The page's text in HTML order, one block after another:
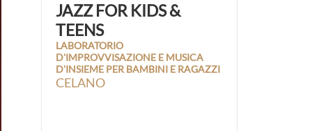
JAZZ FOR KIDS &
TEENS
LABORATORIO
D'IMPROVVISAZIONE E MUSICA
D'INSIEME PER BAMBINI E RAGAZZI
CELANO